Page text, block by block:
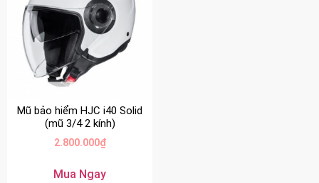
Mũ bảo hiểm HJC i40 Solid
(mũ 3/4 2 kính)
2.800.000₫
Mua Ngay